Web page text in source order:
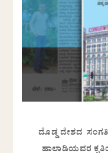
ದೊಡ್ಡ ದೇಶದ